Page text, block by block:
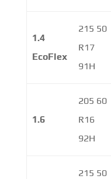
1.4
EcoFlex
215 50
R17
91H
1.6
205 60
R16
92H
215 50